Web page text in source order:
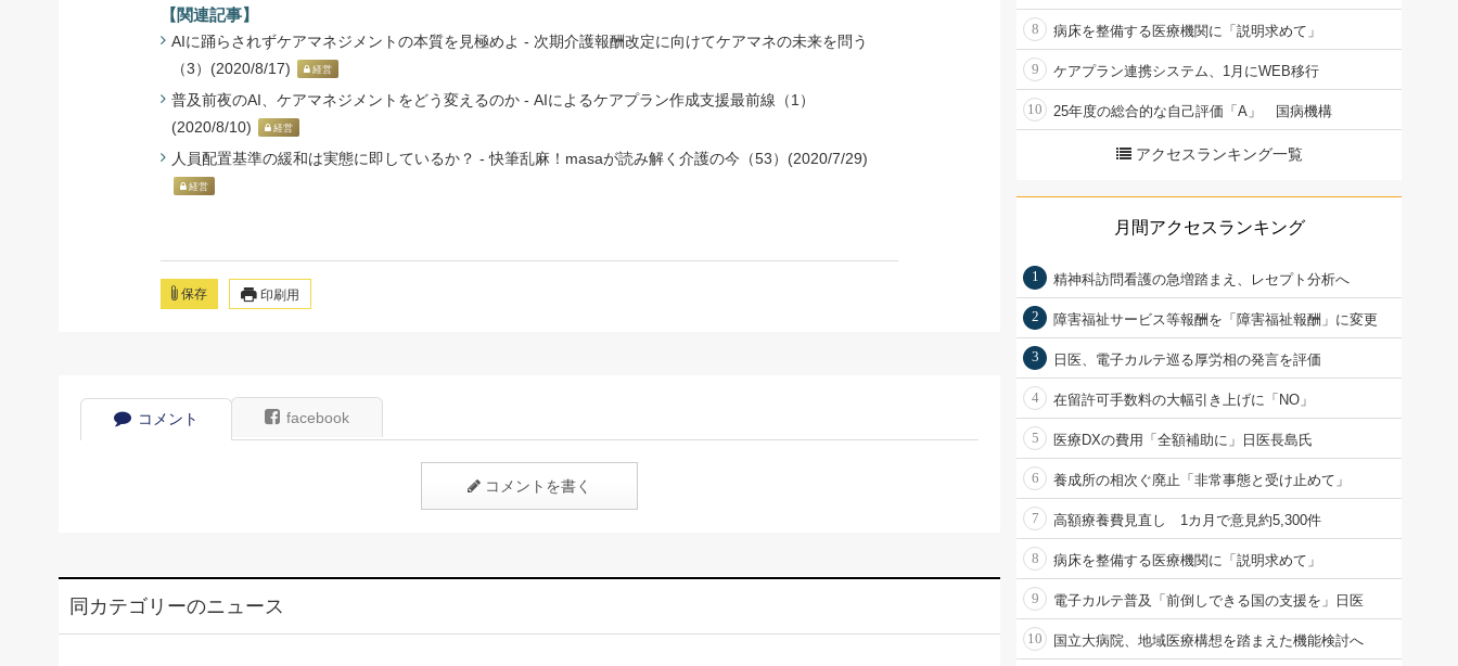
【関連記事】
AIに踊らされずケアマネジメントの本質を見極めよ - 次期介護報酬改定に向けてケアマネの未来を問う
（3）(2020/8/17)
経営
普及前夜のAI、ケアマネジメントをどう変えるのか - AIによるケアプラン作成支援最前線（1）
(2020/8/10)
経営
人員配置基準の緩和は実態に即しているか？ - 快筆乱麻！masaが読み解く介護の今（53）(2020/7/29)
経営
保存 印刷用
コメント facebook
コメントを書く
同カテゴリーのニュース
8 病床を整備する医療機関に「説明求めて」
9 ケアプラン連携システム、1月にWEB移行
10 25年度の総合的な自己評価「A」 国病機構
アクセスランキング一覧
月間アクセスランキング
1 精神科訪問看護の急増踏まえ、レセプト分析へ
2 障害福祉サービス等報酬を「障害福祉報酬」に変更
3 日医、電子カルテ巡る厚労相の発言を評価
4 在留許可手数料の大幅引き上げに「NO」
5 医療DXの費用「全額補助に」日医長島氏
6 養成所の相次ぐ廃止「非常事態と受け止めて」
7 高額療養費見直し 1カ月で意見約5,300件
8 病床を整備する医療機関に「説明求めて」
9 電子カルテ普及「前倒しできる国の支援を」日医
10 国立大病院、地域医療構想を踏まえた機能検討へ